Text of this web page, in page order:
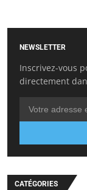
NEWSLETTER
Inscrivez-vous
directement
CATÉGORIES